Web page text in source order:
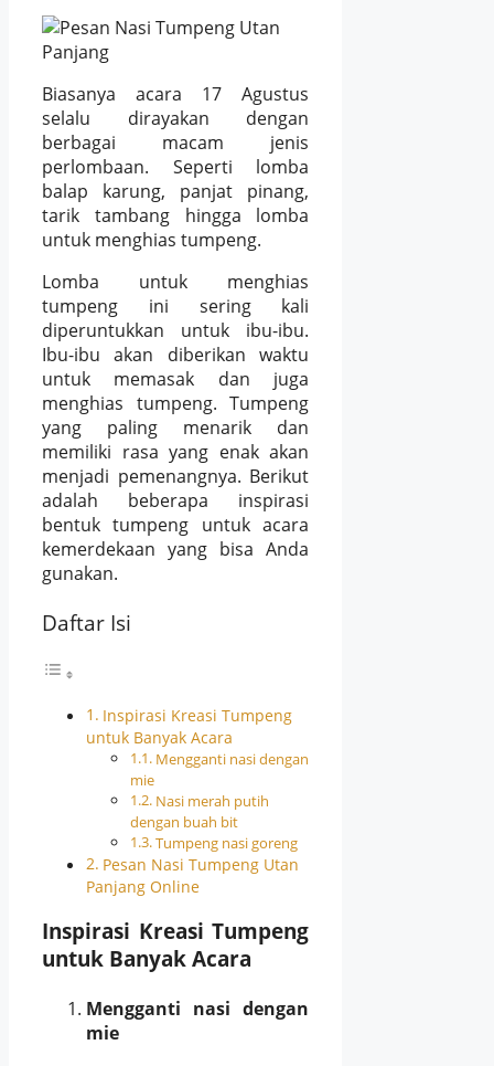
Biasanya acara 17 Agustus
selalu dirayakan dengan
berbagai macam jenis
perlombaan. Seperti lomba
balap karung, panjat pinang,
tarik tambang hingga lomba
untuk menghias tumpeng.
Lomba untuk menghias
tumpeng ini sering kali
diperuntukkan untuk ibu-ibu.
Ibu-ibu akan diberikan waktu
untuk memasak dan juga
menghias tumpeng. Tumpeng
yang paling menarik dan
memiliki rasa yang enak akan
menjadi pemenangnya. Berikut
adalah beberapa inspirasi
bentuk tumpeng untuk acara
kemerdekaan yang bisa Anda
gunakan.
Daftar Isi
Inspirasi Kreasi Tumpeng
untuk Banyak Acara
Mengganti nasi dengan
mie
Nasi merah putih
dengan buah bit
Tumpeng nasi goreng
Pesan Nasi Tumpeng Utan
Panjang Online
Inspirasi Kreasi Tumpeng
untuk Banyak Acara
Mengganti nasi dengan
mie